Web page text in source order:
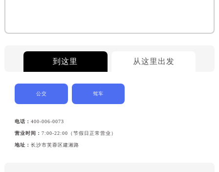
到这里 从这里出发
公交 驾车
电话：400-006-0073
营业时间：7:00-22:00（节假日正常营业）
地址：长沙市芙蓉区建湘路